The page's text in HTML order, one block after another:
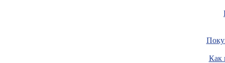
Как